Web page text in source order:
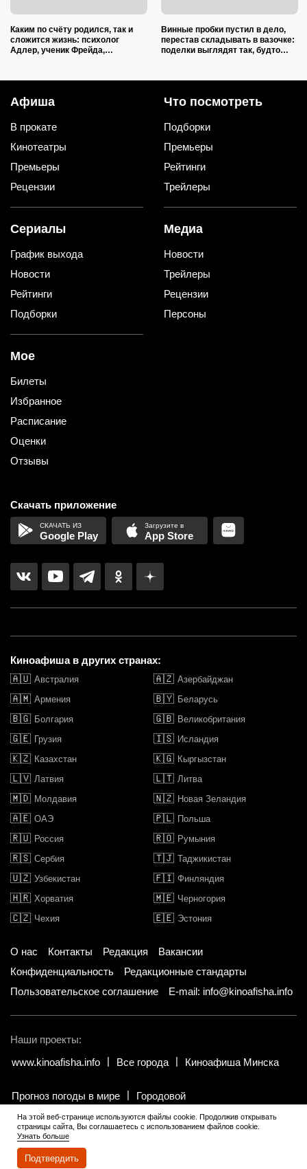
Каким по счёту родился, так и
сложится жизнь: психолог
Адлер, ученик Фрейда,
Винные пробки пустил в дело,
перестав складывать в вазочке:
поделки выглядят так, будто
Афиша
В прокате
Кинотеатры
Премьеры
Рецензии
Что посмотреть
Подборки
Премьеры
Рейтинги
Трейлеры
Сериалы
График выхода
Новости
Рейтинги
Подборки
Медиа
Новости
Трейлеры
Рецензии
Персоны
Мое
Билеты
Избранное
Расписание
Оценки
Отзывы
Скачать приложение
Google Play App Store
Киноафиша в других странах:
🇦🇺 Австралия 🇦🇿 Азербайджан
🇦🇲 Армения 🇧🇾 Беларусь
🇧🇬 Болгария 🇬🇧 Великобритания
🇬🇪 Грузия 🇮🇸 Исландия
🇰🇿 Казахстан 🇰🇬 Кыргызстан
🇱🇻 Латвия 🇱🇹 Литва
🇲🇩 Молдавия 🇳🇿 Новая Зеландия
🇦🇪 ОАЭ 🇵🇱 Польша
🇷🇺 Россия 🇷🇴 Румыния
🇷🇸 Сербия 🇹🇯 Таджикистан
🇺🇿 Узбекистан 🇫🇮 Финляндия
🇭🇷 Хорватия 🇲🇪 Черногория
🇨🇿 Чехия 🇪🇪 Эстония
О нас Контакты Редакция
Вакансии
Конфиденциальность
Редакционные стандарты
Пользовательское соглашение
E-mail: info@kinoafisha.info
Наши проекты:
www.kinoafisha.info
Все города Киноафиша Минска
Прогноз погоды в мире Городовой
© 2002-2026 Все права и материалы принадлежат «Киноафиша».
Копирование информации только с письменного разрешения
редакции.
На этой веб-странице используются файлы cookie. Продолжив открывать
страницы сайта, Вы соглашаетесь с использованием файлов cookie.
Узнать больше
Подтвердить